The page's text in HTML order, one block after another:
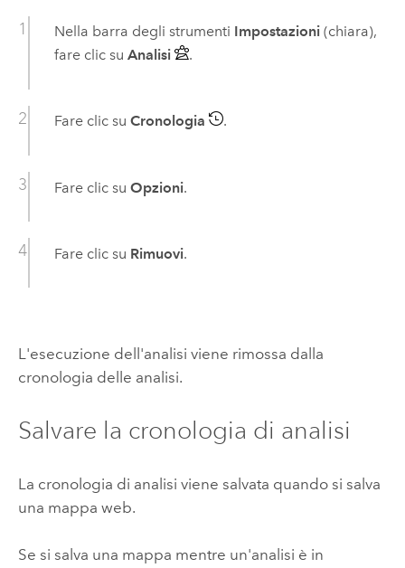
Nella barra degli strumenti Impostazioni(chiara),
fare clic su Analisi .
Fare clic su Cronologia .
Fare clic su Opzioni.
Fare clic su Rimuovi.
L'esecuzione dell'analisi viene rimossa dalla
cronologia delle analisi.
Salvare la cronologia di analisi
La cronologia di analisi viene salvata quando si salva
una mappa web.
Se si salva una mappa mentre un'analisi è in